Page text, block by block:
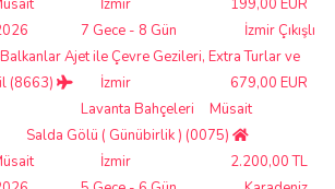
199,00 EUR
İzmir
7 Gece - 8 Gün
İzmir Çıkışlı
Ajet ile Çevre Gezileri, Extra Turlar ve
(8663)
679,00 EUR
İzmir
Müsait
Lavanta Bahçeleri
Salda Gölü ( Günübirlik ) (0075)
2.200,00 TL
İzmir